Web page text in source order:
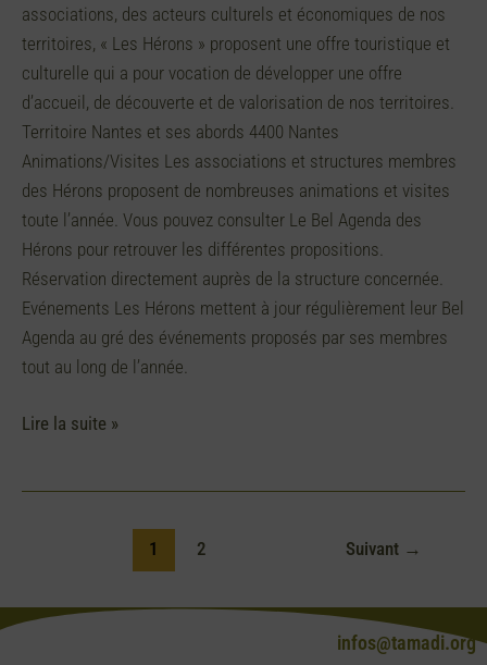
associations, des acteurs culturels et économiques de nos
territoires, « Les Hérons » proposent une offre touristique et
culturelle qui a pour vocation de développer une offre
d’accueil, de découverte et de valorisation de nos territoires.
Territoire Nantes et ses abords 4400 Nantes
Animations/Visites Les associations et structures membres
des Hérons proposent de nombreuses animations et visites
toute l’année. Vous pouvez consulter Le Bel Agenda des
Hérons pour retrouver les différentes propositions.
Réservation directement auprès de la structure concernée.
Evénements Les Hérons mettent à jour régulièrement leur Bel
Agenda au gré des événements proposés par ses membres
tout au long de l’année.
Lire la suite »
1 2 Suivant →
infos@tamadi.org